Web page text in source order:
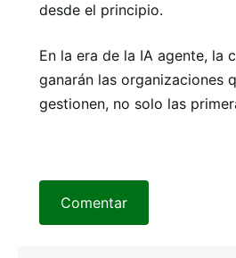
desde el principio.
En la era de la IA agente, la
ganarán las organizaciones
gestionen, no solo las
Comentar